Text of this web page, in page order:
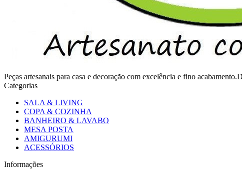
Peças artesanais para casa e decoração com excelência e fino
Categorias
SALA & LIVING
COPA & COZINHA
BANHEIRO & LAVABO
MESA POSTA
AMIGURUMI
ACESSÓRIOS
Informações